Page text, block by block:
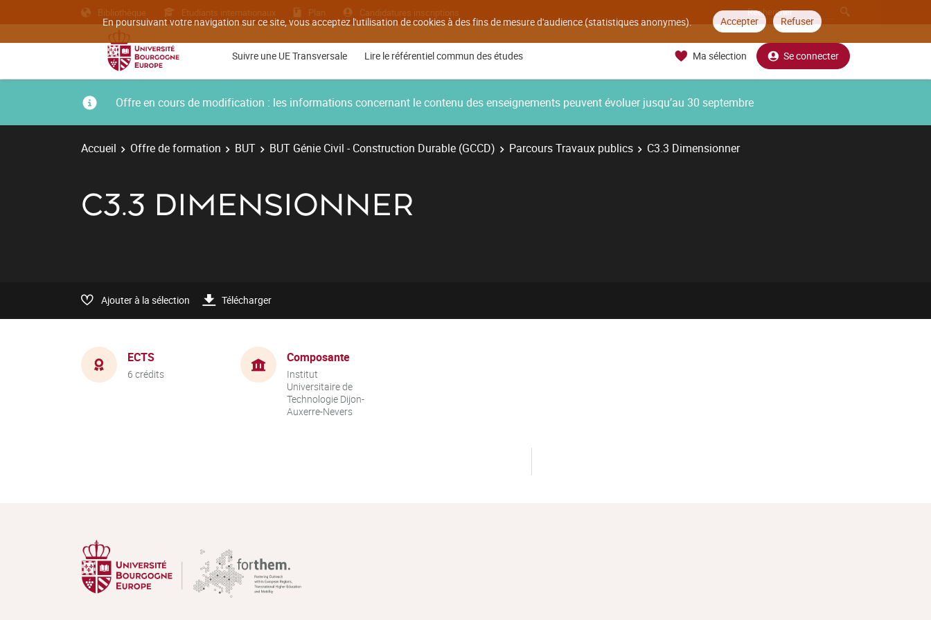
En poursuivant votre navigation sur ce site, vous acceptez l'utilisation de cookies à des fins de mesure d'audience (statistiques anonymes). Accepter Refuser
Bibliothèque Etudiants internationaux Plan Candidatures inscriptions
Suivre une UE Transversale Lire le référentiel commun des études Ma sélection Se connecter
Offre en cours de modification : les informations concernant le contenu des enseignements peuvent évoluer jusqu’au 30 septembre
Accueil Offre de formation BUT BUT Génie Civil - Construction Durable (GCCD) Parcours Travaux publics C3.3 Dimensionner
C3.3 DIMENSIONNER
Ajouter à la sélection Télécharger
ECTS
6 crédits
Composante
Institut
Universitaire de
Technologie Dijon-
Auxerre-Nevers